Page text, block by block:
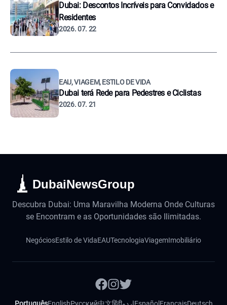
Dubai: Descontos Incríveis para Convidados e
Residentes
2026. 07. 22
EAU, VIAGEM, ESTILO DE VIDA
Dubai terá Rede para Pedestres e Ciclistas
2026. 07. 21
DubaiNewsGroup
Descubra Dubai: Uma Maravilha Moderna Onde Culturas
se Encontram e as Oportunidades são Ilimitadas.
NegóciosEstilo de VidaEAUTecnologiaViagemImobiliário